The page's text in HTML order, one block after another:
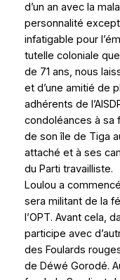
d’un an avec la
personnalité
infatigable pour
tutelle coloniale
de 71 ans, nous
et d’une amitié de
adhérents de
condoléances à sa
de son île de Tiga
attaché et à ses
du Parti travailliste.
Loulou a
sera militant de la
l’OPT. Avant cela,
participe avec
des Foulards
de Déwé Gorodé.